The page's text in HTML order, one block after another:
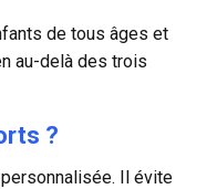
de tous âges et
au-delà des trois
?
Il évite